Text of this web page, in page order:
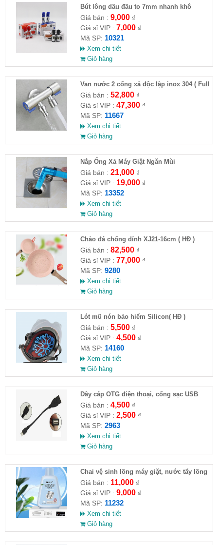
Bút lông dầu đầu to 7mm nhanh khô
Giá bán : 9,000₫
Giá sỉ VIP : 7,000₫
Mã SP: 10321
Xem chi tiết
Giỏ hàng
Van nước 2 cổng xả độc lập inox 304 ( Full
VAT )
Giá bán : 52,800₫
Giá sỉ VIP : 47,300₫
Mã SP: 11667
Xem chi tiết
Giỏ hàng
Nắp Ống Xả Máy Giặt Ngăn Mùi
Giá bán : 21,000₫
Giá sỉ VIP : 19,000₫
Mã SP: 13352
Xem chi tiết
Giỏ hàng
Chảo đá chống dính XJ21-16cm ( HĐ )
Giá bán : 82,500₫
Giá sỉ VIP : 77,000₫
Mã SP: 9280
Xem chi tiết
Giỏ hàng
Lót mũ nón bảo hiểm Silicon( HĐ )
Giá bán : 5,500₫
Giá sỉ VIP : 4,500₫
Mã SP: 14160
Xem chi tiết
Giỏ hàng
Dây cáp OTG điện thoại, cổng sạc USB
Giá bán : 4,500₫
Giá sỉ VIP : 2,500₫
Mã SP: 2963
Xem chi tiết
Giỏ hàng
Chai vệ sinh lồng máy giặt, nước tẩy lồng
máy giặt CLEANING FLUID
Giá bán : 11,000₫
Giá sỉ VIP : 9,000₫
Mã SP: 11232
Xem chi tiết
Giỏ hàng